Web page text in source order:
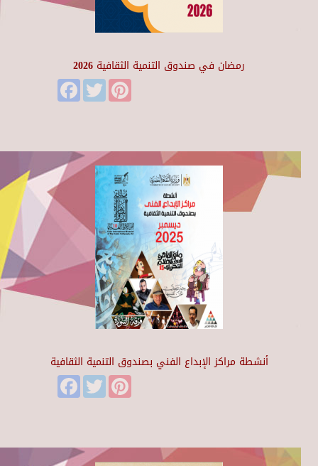
رمضان في صندوق التنمية الثقافية 2026
FacebookTwitter
أنشطة مراكز الإبداع الفني بصندوق التنمية الثقافية
FacebookTwitter